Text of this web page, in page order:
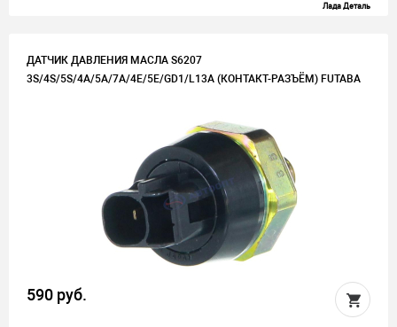
Лада Деталь
ДАТЧИК ДАВЛЕНИЯ МАСЛА S6207
3S/4S/5S/4A/5A/7A/4E/5E/GD1/L13A (КОНТАКТ-РАЗЪЁМ) FUTABA
590 руб.